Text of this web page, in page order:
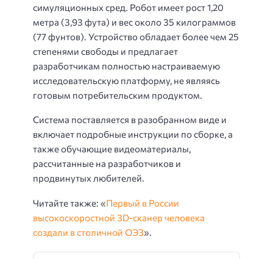
симуляционных сред. Робот имеет рост 1,20
метра (3,93 фута) и вес около 35 килограммов
(77 фунтов). Устройство обладает более чем 25
степенями свободы и предлагает
разработчикам полностью настраиваемую
исследовательскую платформу, не являясь
готовым потребительским продуктом.
Система поставляется в разобранном виде и
включает подробные инструкции по сборке, а
также обучающие видеоматериалы,
рассчитанные на разработчиков и
продвинутых любителей.
Читайте также: «Первый в России
высокоскоростной 3D-сканер человека
создали в столичной ОЭЗ».